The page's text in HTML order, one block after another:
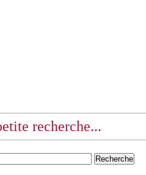
recherche...